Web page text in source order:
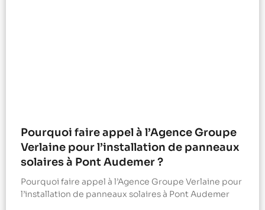
Pourquoi faire appel à l’Agence Groupe
Verlaine pour l’installation de panneaux
solaires à Pont Audemer ?
Pourquoi faire appel à l’Agence Groupe Verlaine pour
l’installation de panneaux solaires à Pont Audemer